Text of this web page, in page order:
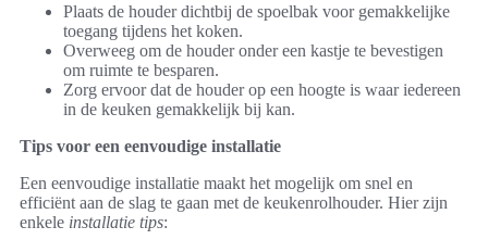
Plaats de houder dichtbij de spoelbak voor gemakkelijke
toegang tijdens het koken.
Overweeg om de houder onder een kastje te bevestigen
om ruimte te besparen.
Zorg ervoor dat de houder op een hoogte is waar iedereen
in de keuken gemakkelijk bij kan.
Tips voor een eenvoudige installatie
Een eenvoudige installatie maakt het mogelijk om snel en
efficiënt aan de slag te gaan met de keukenrolhouder. Hier zijn
enkele installatie tips: